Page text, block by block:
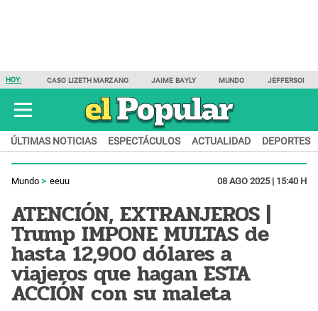
HOY: CASO LIZETH MARZANO JAIME BAYLY MUNDO JEFFERSON
ÚLTIMAS NOTICIAS ESPECTÁCULOS ACTUALIDAD DEPORTES
Mundo eeuu 08 AGO 2025 | 15:40 H
ATENCIÓN, EXTRANJEROS |
Trump IMPONE MULTAS de
hasta 12,900 dólares a
viajeros que hagan ESTA
ACCIÓN con su maleta